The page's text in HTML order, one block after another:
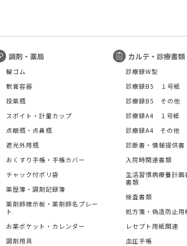
調剤・薬局
輪ゴム
軟膏容器
投薬瓶
スポイト・計量カップ
点眼瓶・点鼻瓶
遮光外用瓶
おくすり手帳・手帳カバー
チャック付ポリ袋
薬歴簿・調剤記録簿
薬剤師標示板・薬剤師名プレー
ト
お薬ポケット・カレンダー
調剤用具
カルテ・診療書類
診療録W型
診療録B5 １号紙
診療録B5 その他
診療録A4 １号紙
診療録A4 その他
診断書・情報提供書
入院時関連書類
生活習慣病療養計画
書類
検査書類
処方箋・偽造防止用
レセプト用紙関連
血圧手帳